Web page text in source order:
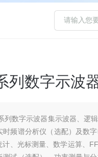
列数字示波
列数字示波器集示波器、逻
时频谱分析仪（选配）及数
、光标测量、数学运算、